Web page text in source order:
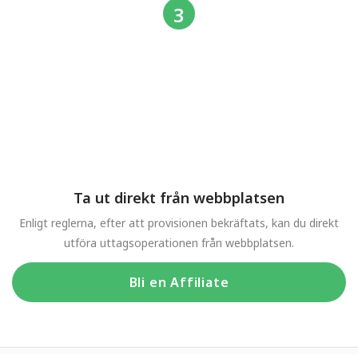
Ta ut direkt från webbplatsen
Enligt reglerna, efter att provisionen bekräftats, kan du direkt
utföra uttagsoperationen från webbplatsen.
Bli en Affiliate